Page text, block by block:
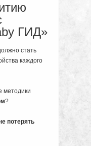
ГИД»
стать
каждого
методики
?
потерять